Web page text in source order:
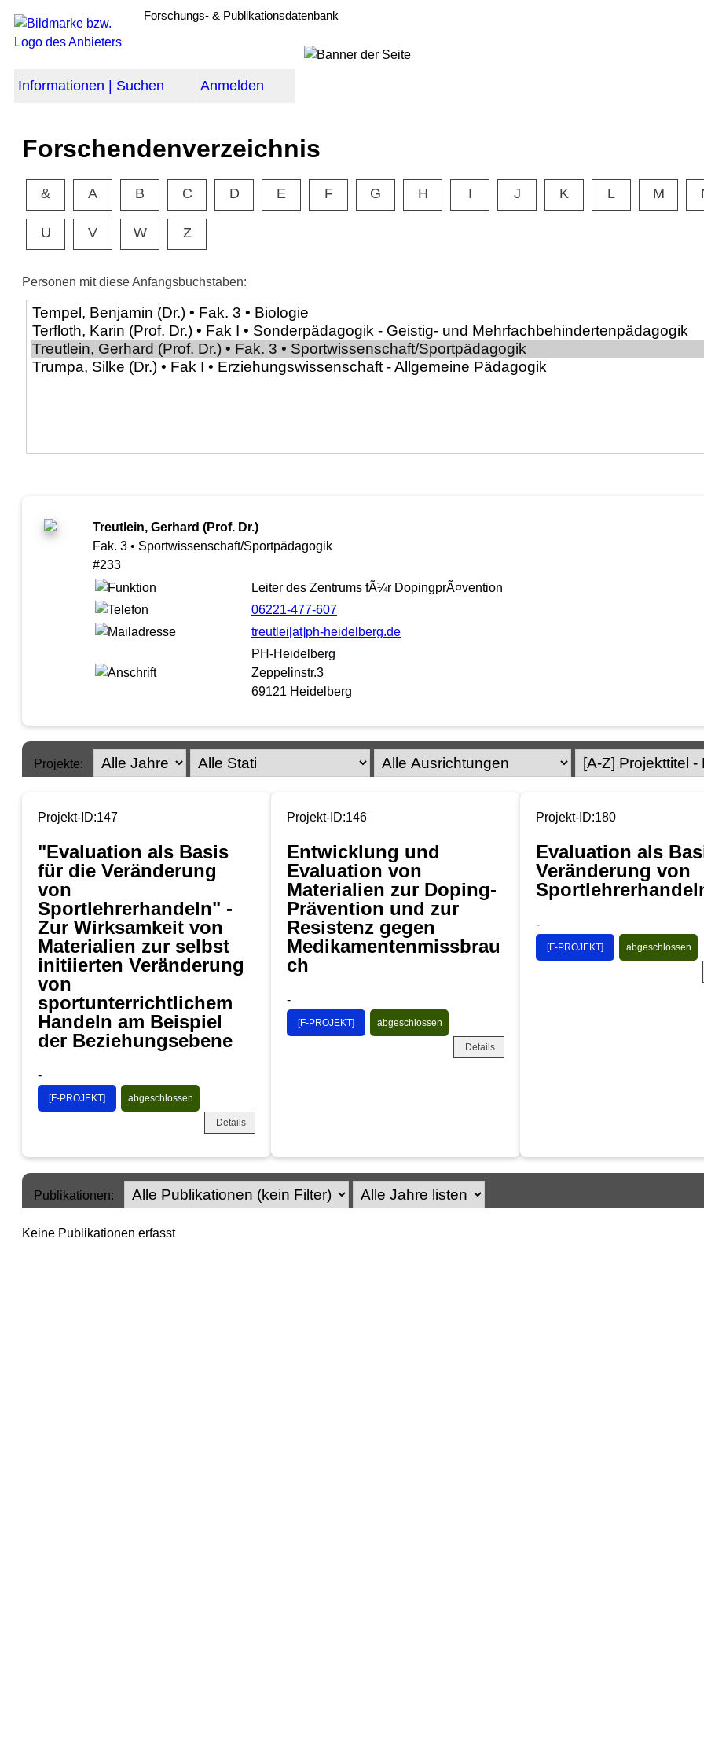
Forschungs- & Publikationsdatenbank
Informationen | Suchen Anmelden
Forschendenverzeichnis
& A B C D E F G H I J K L M
U V W Z
Personen mit diese Anfangsbuchstaben:
Treutlein, Gerhard (Prof. Dr.)
Fak. 3 • Sportwissenschaft/Sportpädagogik
#233
Leiter des Zentrums fÃ¼r DopingprÃ¤vention
06221-477-607
treutlei[at]ph-heidelberg.de
PH-Heidelberg
Zeppelinstr.3
69121 Heidelberg
Projekte:
Projekt-ID:147
"Evaluation als Basis
für die Veränderung
von
Sportlehrerhandeln" -
Zur Wirksamkeit von
Materialien zur selbst
initiierten Veränderung
von
sportunterrichtlichem
Handeln am Beispiel
der Beziehungsebene
-
[F-PROJEKT] abgeschlossen
Details
Projekt-ID:146
Entwicklung und
Evaluation von
Materialien zur Doping-
Prävention und zur
Resistenz gegen
Medikamentenmissbrau
ch
-
[F-PROJEKT] abgeschlossen
Details
Projekt-ID:180
Evaluation als
Veränderung von
-
[F-PROJEKT] abgeschlossen
Publikationen:
Keine Publikationen erfasst